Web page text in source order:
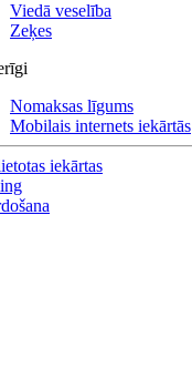
Viedā veselība
Zeķes
Nomaksas līgums
Mobilais internets iekārtās
iekārtas